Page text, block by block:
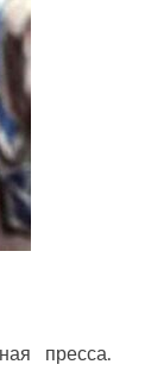
пресса.